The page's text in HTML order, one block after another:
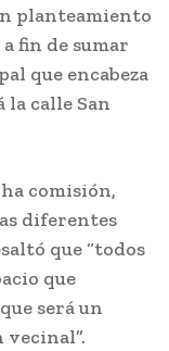
planteamiento
fin de sumar
que encabeza
calle San
comisión,
diferentes
que “todos
que
será un